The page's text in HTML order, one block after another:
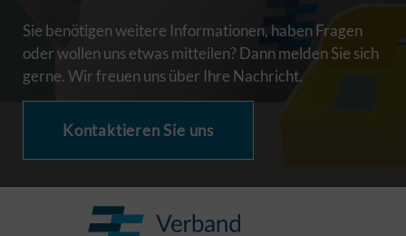
Sie benötigen weitere Informationen, haben Fragen
oder wollen uns etwas mitteilen? Dann melden Sie sich
gerne. Wir freuen uns über Ihre Nachricht.
Kontaktieren Sie uns